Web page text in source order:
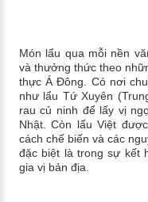
Món lẩu qua mỗi nền
và thưởng thức theo
thực Á Đông. Có nơi
như lẩu Tứ Xuyên
rau củ ninh để lấy vị
Nhật. Còn lẩu Việt
cách chế biến và các
đặc biệt là trong sự kết
gia vị bản địa.